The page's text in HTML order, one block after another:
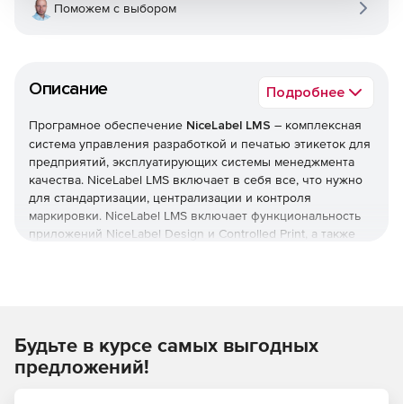
Описание Подробнее
Програмное обеспечение NiceLabel LMS – комплексная
система управления разработкой и печатью этикеток для
предприятий, эксплуатирующих системы менеджмента
качества. NiceLabel LMS включает в себя все, что нужно
для стандартизации, централизации и контроля
маркировки. NiceLabel LMS включает функциональность
приложений NiceLabel Design и Controlled Print, а также
Модуль PowerForms Web позволяет централизованно
развертывать по запросу маркировки приложения на
Поможем с выбором
Будьте в курсе самых выгодных
предложений!